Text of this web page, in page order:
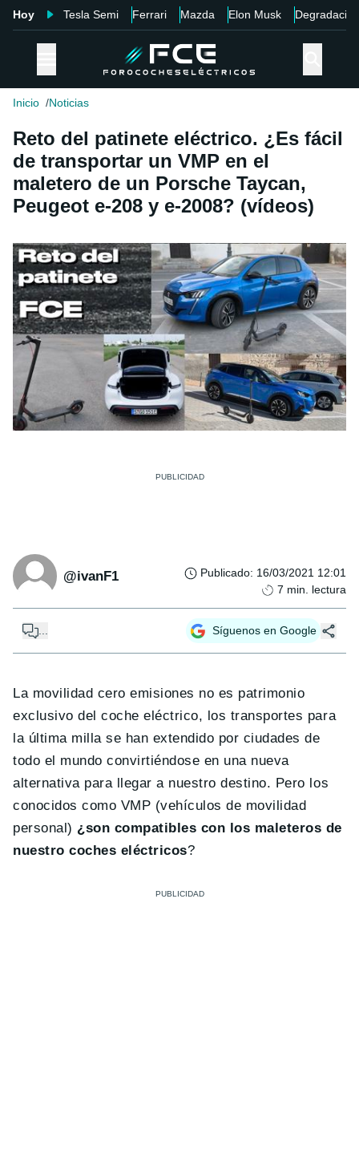
Hoy Tesla Semi Ferrari Mazda Elon Musk Degradación
Inicio Noticias
Reto del patinete eléctrico. ¿Es fácil
de transportar un VMP en el
maletero de un Porsche Taycan,
Peugeot e-208 y e-2008? (vídeos)
@ivanF1 Publicado: 16/03/2021 12:01
7 min. lectura
... Síguenos en Google
La movilidad cero emisiones no es patrimonio
exclusivo del coche eléctrico, los transportes para
la última milla se han extendido por ciudades de
todo el mundo convirtiéndose en una nueva
alternativa para llegar a nuestro destino. Pero los
conocidos como VMP (vehículos de movilidad
personal) ¿son compatibles con los maleteros de
nuestro coches eléctricos?